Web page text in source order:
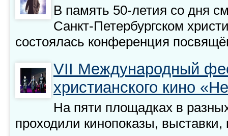
В память 50-летия со дня
Санкт-Петербургском
состоялась конференция
VII Международный
христианского кино
На пяти площадках в
проходили кинопоказы, выставки,